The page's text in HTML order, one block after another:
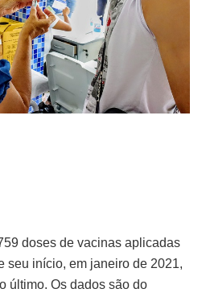
doses de vacinas aplicadas
seu início, em janeiro de 2021,
último. Os dados são do